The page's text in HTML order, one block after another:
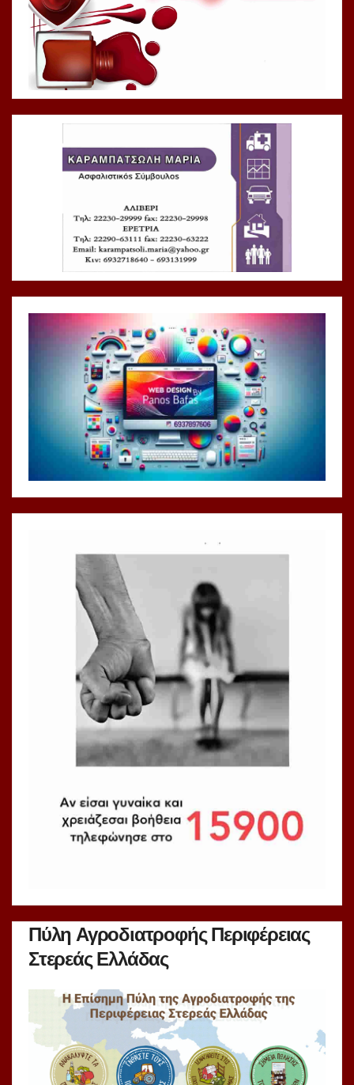
Πύλη Αγροδιατροφής Περιφέρειας
Στερεάς Ελλάδας